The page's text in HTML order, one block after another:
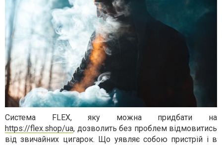
Система FLEX, яку можна придбати на
https://flex.shop/ua, дозволить без проблем відмовитись
від звичайних цигарок. Що уявляє собою пристрій і в